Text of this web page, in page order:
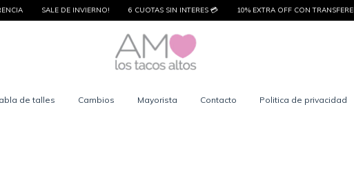
SALE DE INVIERNO! 6 CUOTAS SIN INTERES 💳 10% EXTRA OFF CON TRANSFERENCIA
de talles Cambios Mayorista Contacto Politica de privacidad